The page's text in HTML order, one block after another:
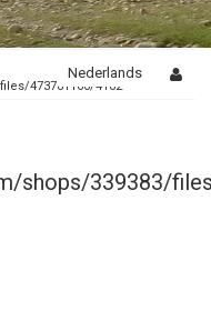
473781160/4162-
Nederlands
shops/339383/